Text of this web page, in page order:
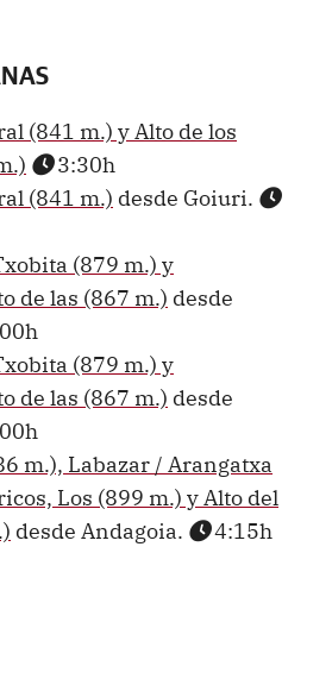
(841 m.) y Alto de los
3:30h
(841 m.) desde Goiuri.
(879 m.) y
de las (867 m.) desde
(879 m.) y
de las (867 m.) desde
m.), Labazar / Arangatxa
Los (899 m.) y Alto del
desde Andagoia. 4:15h